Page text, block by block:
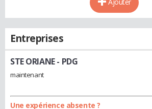
Entreprises
STE ORIANE- PDG
maintenant
Une expérience absente ?